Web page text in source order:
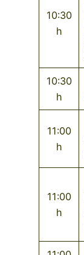
10:30
h
10:30
h
11:00
h
11:00
h